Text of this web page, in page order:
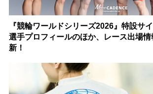
『競輪ワールドシリーズ2026』特設サ
選手プロフィールのほか、レース出場
新！